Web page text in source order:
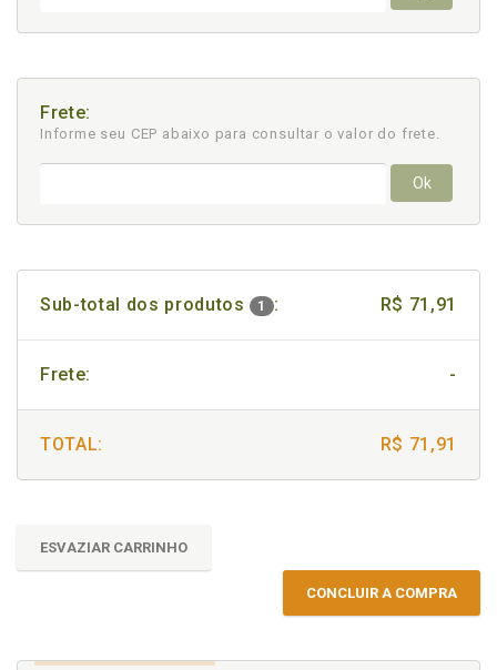
Frete:
Informe seu CEP abaixo para consultar o valor do frete.
Ok
Sub-total dos produtos 1 : R$ 71,91
Frete: -
TOTAL: R$ 71,91
ESVAZIAR CARRINHO
CONCLUIR A COMPRA